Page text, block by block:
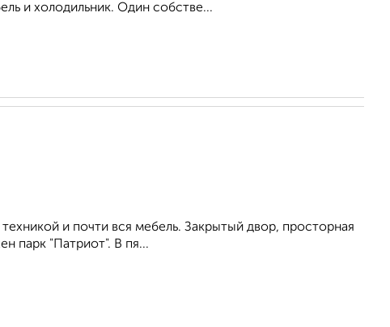
и холодильник. Один собстве...
и почти вся мебель. Закрытый двор, просторная
парк "Патриот". В пя...